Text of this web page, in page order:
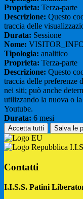
Proprieta: Terza-parte
Descrizione: Questo
traccia delle
Durata: Sessione
Nome:
Tipologia: analitico
Proprieta: Terza-parte
Descrizione: Questo
traccia delle preferenze
nei siti; può anche
utilizzando la nuova o
Youtube.
Durata: 6 mesi
Accetta tutti Salva le
Contatti
I.I.S.S. Patini